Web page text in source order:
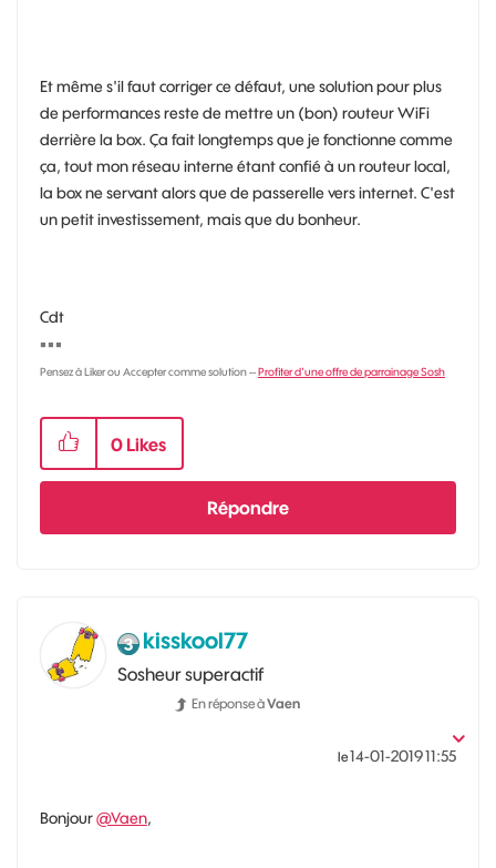
Et même s'il faut corriger ce défaut, une solution pour plus
de performances reste de mettre un (bon) routeur WiFi
derrière la box. Ça fait longtemps que je fonctionne comme
ça, tout mon réseau interne étant confié à un routeur local,
la box ne servant alors que de passerelle vers internet. C'est
un petit investissement, mais que du bonheur.
Cdt
◾◾◾
Pensez à Liker ou Accepter comme solution --Profiter d'une offre de parrainage Sosh
0 Likes
Répondre
kisskool77
Sosheur superactif
En réponse àVaen
le‎14-01-201911:55
Bonjour@Vaen,